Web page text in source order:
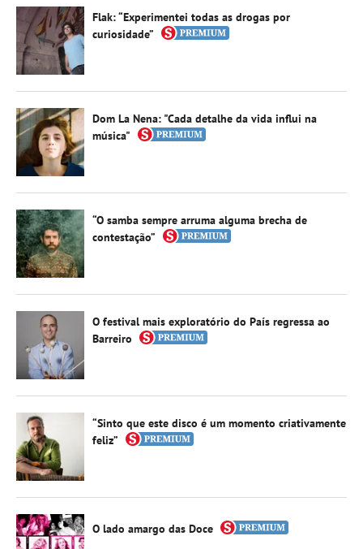
Flak: “Experimentei todas as drogas por
curiosidade”
Dom La Nena: "Cada detalhe da vida influi na
música"
“O samba sempre arruma alguma brecha de
contestação”
O festival mais exploratório do País regressa ao
Barreiro
“Sinto que este disco é um momento criativamente
feliz”
O lado amargo das Doce